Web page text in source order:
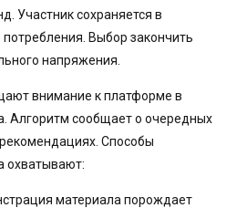
Участник сохраняется в
Выбор закончить
напряжения.
внимание к платформе в
Алгоритм сообщает о очередных
Способы
охватывают:
материала порождает